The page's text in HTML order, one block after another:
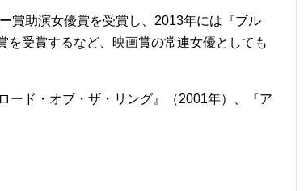
賞助演女優賞を受賞し、2013年には『ブル
受賞するなど、映画賞の常連女優としても
ード・オブ・ザ・リング』（2001年）、『ア